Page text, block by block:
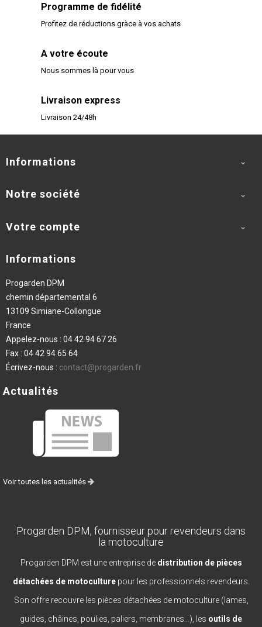
Programme de fidélité
Profitez de réductions gràce à vos achats
A votre écoute
Nous sommes là pour vous
Livraison express
Livraison 24/48h
Informations 
Notre société 
Votre compte 
Informations
Progarden DPM
chemin départemental 6
13109 Simiane-Collongue
France
Appelez-nous : 04 42 94 67 26
Fax : 04 42 94 65 64
Écrivez-nous : contact@progarden.fr
Actualités
Voir toutes les actualités
Progarden DPM, fournisseur pour revendeurs dans
la motoculture
Progarden DPM est une entreprise de distribution de pièces
détachées de motoculturepour les professionnels revendeurs.
Son offre recouvre les pièces détachées de motoculture (lames,
guides, châines, poulies, paliers, membranes...), les outils de